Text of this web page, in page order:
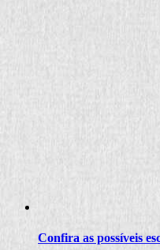
Confira as possíveis